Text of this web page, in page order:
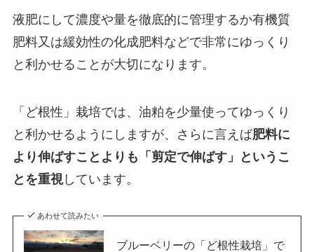
液肥にして濃度や量を徹底的に管理するか有機質
肥料又は緩効性の化成肥料などで非常にゆっくり
と利かせることが大切になります。
「ど根性」栽培では、油粕を少量使ってゆっくり
と利かせるようにしますが、さらに言えば肥料に
より伸ばすことよりも「剪定で伸ばす」というこ
とを重視しています。
あわせて読みたい
ブルーベリーの「ど根性栽培」で